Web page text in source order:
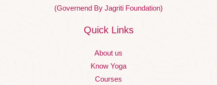
(Governend By Jagriti Foundation)
Quick Links
About us
Know Yoga
Courses